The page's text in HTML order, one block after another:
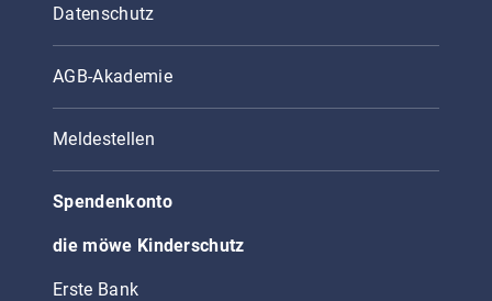
Datenschutz
AGB-Akademie
Meldestellen
Spendenkonto
die möwe Kinderschutz
Erste Bank